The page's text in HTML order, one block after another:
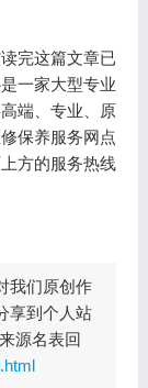
完这篇文章已
一家大型专业
端、专业、原
保养服务网点
方的服务热线
我们原创作
享到个人站
源名表回